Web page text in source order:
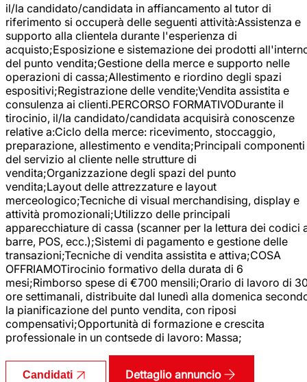
il/la candidato/candidata in affiancamento al tutor di
riferimento si occuperà delle seguenti attività:Assistenza e
supporto alla clientela durante l'esperienza di
acquisto;Esposizione e sistemazione dei prodotti
del punto vendita;Gestione della merce e supporto nelle
operazioni di cassa;Allestimento e riordino degli spazi
espositivi;Registrazione delle vendite;Vendita assistita e
consulenza ai clienti.PERCORSO FORMATIVODurante il
tirocinio, il/la candidato/candidata acquisirà conoscenze
relative a:Ciclo della merce: ricevimento, stoccaggio,
preparazione, allestimento e vendita;Principali componenti
del servizio al cliente nelle strutture di
vendita;Organizzazione degli spazi del punto
vendita;Layout delle attrezzature e layout
merceologico;Tecniche di visual merchandising, display e
attività promozionali;Utilizzo delle principali
apparecchiature di cassa (scanner per la lettura dei codici
barre, POS, ecc.);Sistemi di pagamento e gestione delle
transazioni;Tecniche di vendita assistita e attiva;COSA
OFFRIAMOTirocinio formativo della durata di 6
mesi;Rimborso spese di €700 mensili;Orario di lavoro di
ore settimanali, distribuite dal lunedì alla domenica
la pianificazione del punto vendita, con riposi
compensativi;Opportunità di formazione e crescita
professionale in un contsede di lavoro: Massa;
Candidati Dettaglio annuncio